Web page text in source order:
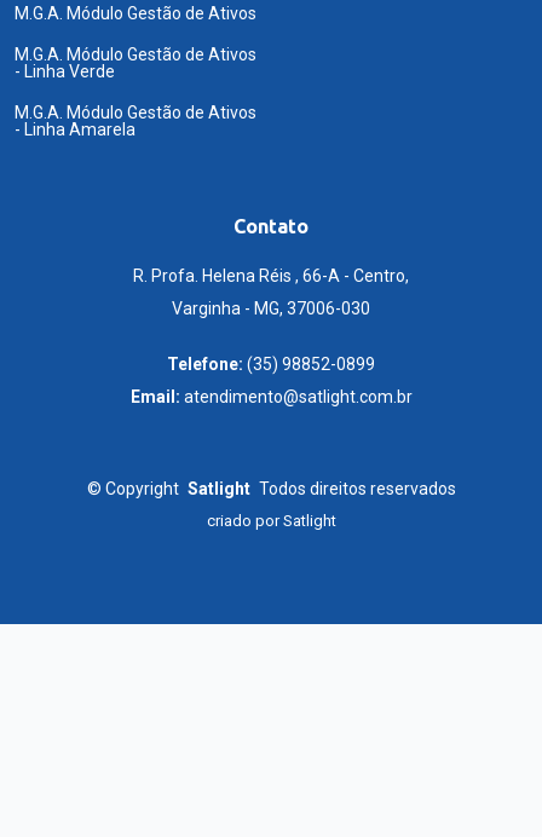
M.G.A. Módulo Gestão de Ativos
M.G.A. Módulo Gestão de Ativos
- Linha Verde
M.G.A. Módulo Gestão de Ativos
- Linha Amarela
Contato
R. Profa. Helena Réis , 66-A - Centro,
Varginha - MG, 37006-030
Telefone: (35) 98852-0899
Email: atendimento@satlight.com.br
© Copyright Satlight Todos direitos reservados
criado porSatlight